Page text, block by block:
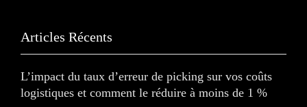
Articles Récents
L’impact du taux d’erreur de picking sur vos coûts
logistiques et comment le réduire à moins de 1 %